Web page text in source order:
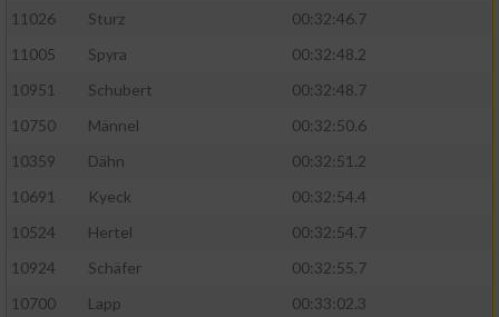
11026
Sturz
00:32:46.7
11005
Spyra
00:32:48.2
10951
Schubert
00:32:48.7
10750
Männel
00:32:50.6
10359
Dähn
00:32:51.2
10691
Kyeck
00:32:54.4
10524
Hertel
00:32:54.7
10924
Schäfer
00:32:55.7
10700
Lapp
00:33:02.3
verschiedenen Quellen
Entwicklung und Verbesserung der Angebote
Verwendung reduzierter Daten zur Auswahl
Verwendung genauer Standortdaten
Informationen identifizieren